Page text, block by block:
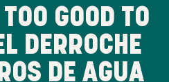
GOOD TO
DERROCHE
DE AGUA